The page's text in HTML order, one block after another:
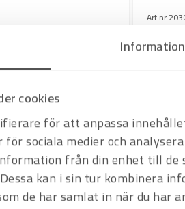
Information
cookies
för att anpassa
sociala medier och
från din enhet till de
kan i sin tur kombinera
de har samlat in när du har
Art.nr
5,0 KG/